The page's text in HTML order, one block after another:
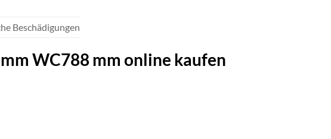
Beschädigungen
WC788 mm online kaufen